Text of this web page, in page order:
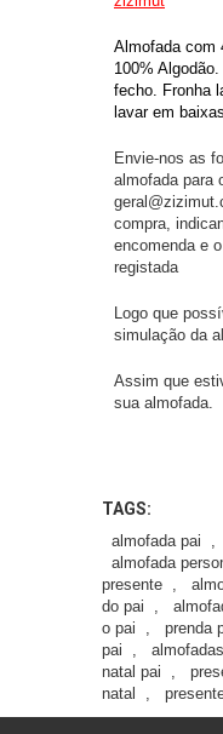
Almofada com
100%
fecho. Fronha
lavar em
Envie-nos as
almofada para
compra,
encomenda e
registada
Logo que
simulação da
Assim que
sua almofada.
TAGS:
almofada pai ,
almofada
presente ,
do pai
,
o pai
, prenda
pai
,
natal pai
,
natal
,